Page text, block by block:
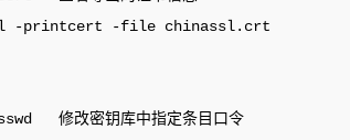
-printcert -file chinassl.crt
修改密钥库中指定条目口令